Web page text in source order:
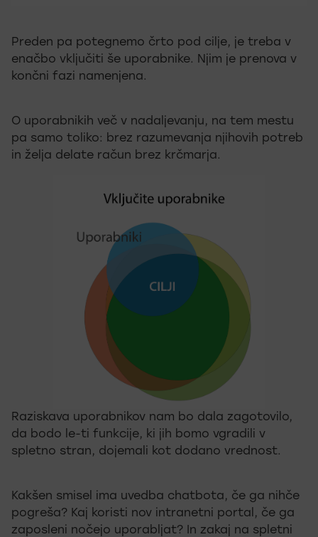
Preden pa potegnemo črto pod cilje, je treba v
enačbo vključiti še uporabnike. Njim je prenova v
končni fazi namenjena.
O uporabnikih več v nadaljevanju, na tem mestu
pa samo toliko: brez razumevanja njihovih potreb
in želja delate račun brez krčmarja.
Raziskava uporabnikov nam bo dala zagotovilo,
da bodo le-ti funkcije, ki jih bomo vgradili v
spletno stran, dojemali kot dodano vrednost.
Kakšen smisel ima uvedba chatbota, če ga nihče
pogreša? Kaj koristi nov intranetni portal, če ga
zaposleni nočejo uporabljat? In zakaj na spletni